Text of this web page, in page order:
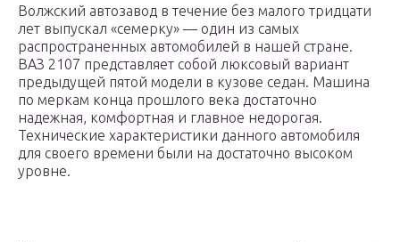
Волжский автозавод в течение без малого тридцати
лет выпускал «семерку» — один из самых
распространенных автомобилей в нашей стране.
ВАЗ 2107 представляет собой люксовый вариант
предыдущей пятой модели в кузове седан. Машина
по меркам конца прошлого века достаточно
надежная, комфортная и главное недорогая.
Технические характеристики данного автомобиля
для своего времени были на достаточно высоком
уровне.